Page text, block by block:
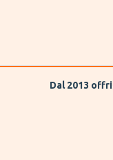
Dal 2013